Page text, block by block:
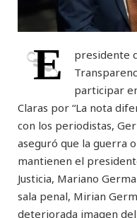
E
presidente
participar
Claras por “La nota
con los periodistas,
aseguró que la guerra
mantienen el
Justicia, Mariano
sala penal, Mirian
deteriorada imagen del